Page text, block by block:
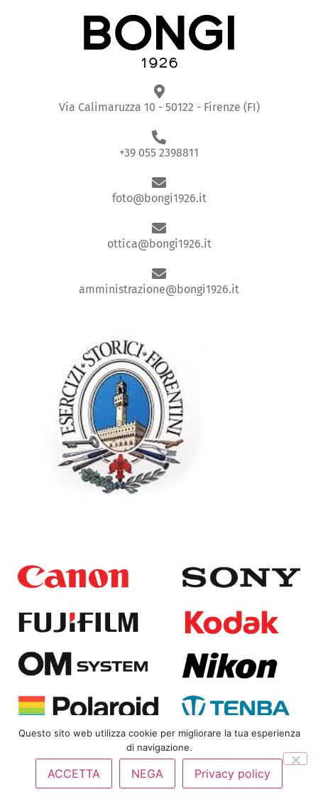
Via Calimaruzza 10 - 50122 - Firenze (FI)
+39 055 2398811
foto@bongi1926.it
ottica@bongi1926.it
amministrazione@bongi1926.it
Copyright© 2025Bongi Srl | P.IVA 01823360480 |Privacy
Policy
Questo sito web utilizza cookie per migliorare la tua esperienza
di navigazione.
ACCETTA NEGA Privacy policy